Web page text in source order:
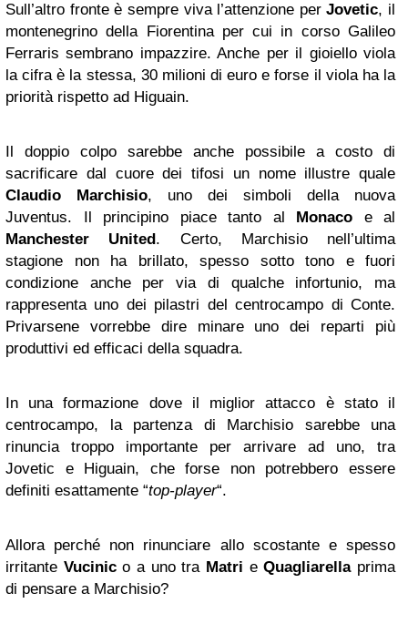
Sull’altro fronte è sempre viva l’attenzione perJovetic, il
montenegrino della Fiorentina per cui in corso Galileo
Ferraris sembrano impazzire. Anche per il gioiello viola
la cifra è la stessa, 30 milioni di euro e forse il viola ha la
priorità rispetto ad Higuain.
Il doppio colpo sarebbe anche possibile a costo di
sacrificare dal cuore dei tifosi un nome illustre quale
Claudio Marchisio, uno dei simboli della nuova
Juventus. Il principino piace tanto al
Monaco e al
Manchester United . Certo, Marchisio nell’ultima
stagione non ha brillato, spesso sotto tono e fuori
condizione anche per via di qualche infortunio, ma
rappresenta uno dei pilastri del centrocampo di Conte.
Privarsene vorrebbe dire minare uno dei reparti più
produttivi ed efficaci della squadra.
In una formazione dove il miglior attacco è stato il
centrocampo, la partenza di Marchisio sarebbe una
rinuncia troppo importante per arrivare ad uno, tra
Jovetic e Higuain, che forse non potrebbero essere
definiti esattamente “top-player“.
Allora perché non rinunciare allo scostante e spesso
irritante Vucinico a uno tra Matri eQuagliarellaprima
di pensare a Marchisio?